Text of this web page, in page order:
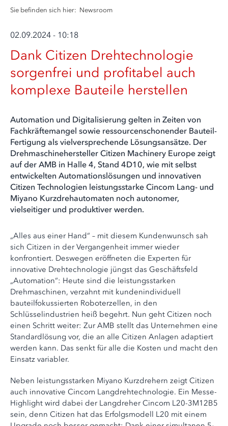
Sie befinden sich hier: Newsroom
02.09.2024 - 10:18
Dank Citizen Drehtechnologie
sorgenfrei und profitabel auch
komplexe Bauteile herstellen
Automation und Digitalisierung gelten in Zeiten von
Fachkräftemangel sowie ressourcenschonender Bauteil-
Fertigung als vielversprechende Lösungsansätze. Der
Drehmaschinehersteller Citizen Machinery Europe zeigt
auf der AMB in Halle 4, Stand 4D10, wie mit selbst
entwickelten Automationslösungen und innovativen
Citizen Technologien leistungsstarke Cincom Lang- und
Miyano Kurzdrehautomaten noch autonomer,
vielseitiger und produktiver werden.
„Alles aus einer Hand“ – mit diesem Kundenwunsch sah
sich Citizen in der Vergangenheit immer wieder
konfrontiert. Deswegen eröffneten die Experten für
innovative Drehtechnologie jüngst das Geschäftsfeld
„Automation“: Heute sind die leistungsstarken
Drehmaschinen, verzahnt mit kundenindividuell
bauteilfokussierten Roboterzellen, in den
Schlüsselindustrien heiß begehrt. Nun geht Citizen noch
einen Schritt weiter: Zur AMB stellt das Unternehmen eine
Standardlösung vor, die an alle Citizen Anlagen adaptiert
werden kann. Das senkt für alle die Kosten und macht den
Einsatz variabler.
Neben leistungsstarken Miyano Kurzdrehern zeigt Citizen
auch innovative Cincom Langdrehtechnologie. Ein Messe-
Highlight wird dabei der Langdreher Cincom L20-3M12B5
sein, denn Citizen hat das Erfolgsmodell L20 mit einem